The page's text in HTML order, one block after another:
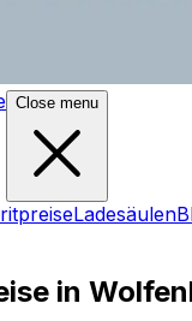
Close menu
Ladesäulen
in